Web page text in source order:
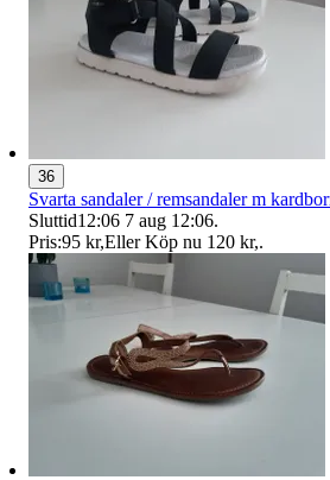
36
Svarta sandaler / remsandaler m
Sluttid12:06 7 aug 12:06.
Pris:95 kr,Eller Köp nu 120 kr,.